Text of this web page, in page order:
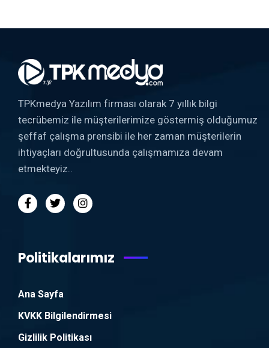
TPKmedya Yazılım firması olarak 7 yıllık bilgi
tecrübemiz ile müşterilerimize göstermiş olduğumuz
şeffaf çalışma prensibi ile her zaman müşterilerin
ihtiyaçları doğrultusunda çalışmamıza devam
etmekteyiz..
Politikalarımız
Ana Sayfa
KVKK Bilgilendirmesi
Gizlilik Politikası